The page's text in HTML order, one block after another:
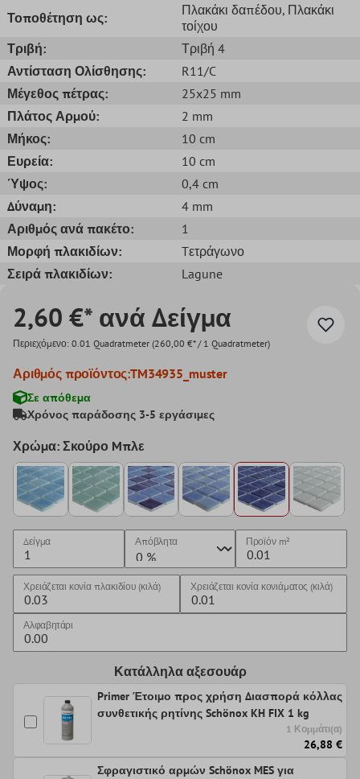
Τοποθέτηση ως:
Πλακάκι δαπέδου, Πλακάκι
τοίχου
Τριβή:
Τριβή 4
Αντίσταση Ολίσθησης:
R11/C
Μέγεθος πέτρας:
25x25 mm
Πλάτος Αρμού:
2 mm
Μήκος:
10 cm
Ευρεία:
10 cm
Ύψος:
0,4 cm
Δύναμη:
4 mm
Αριθμός ανά πακέτο:
1
Μορφή πλακιδίων:
Tετράγωνο
Σειρά πλακιδίων:
Lagune
2,60 €* ανά Δείγμα
Περιεχόμενο: 0.01 Quadratmeter (260,00 €* / 1 Quadratmeter)
Αριθμός προϊόντος:TM34935_muster
Σε απόθεμα
Χρόνος παράδοσης 3-5 εργάσιμες
Χρώμα: Σκούρο Mπλε
Δείγμα Απόβλητα Προϊόνm²
Χρειάζεται κονία πλακιδίου (κιλά) Χρειάζεται κονία κονιάματος (κιλά)
Αλφαβητάρι
Κατάλληλα αξεσουάρ
Primer Έτοιμο προς χρήση Διασπορά κόλλας
συνθετικής ρητίνης Schönox KH FIX 1 kg
1 Κομμάτι(α)
26,88 €
Σφραγιστικό αρμών Schönox MES για